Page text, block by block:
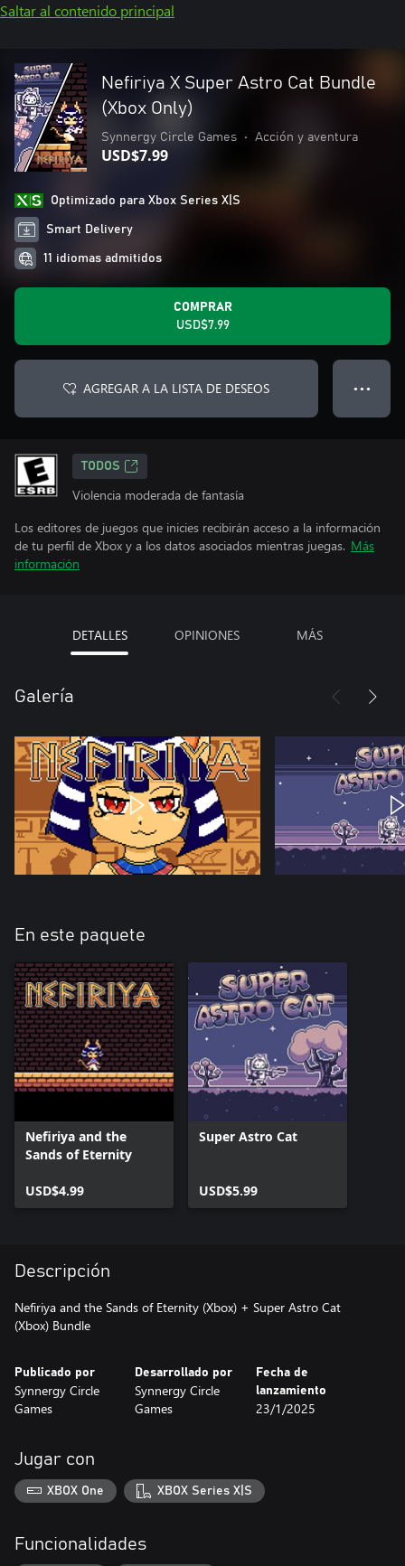
Saltar al contenido principal
Nefiriya X Super Astro Cat Bundle
(Xbox Only)
Synnergy Circle Games • Acción y aventura
USD$7.99
Optimizado para Xbox Series X|S
Smart Delivery
11 idiomas admitidos
COMPRAR
USD$7.99
AGREGAR A LA LISTA DE DESEOS ● ● ●
TODOS
Violencia moderada de fantasía
Los editores de juegos que inicies recibirán acceso a la información
de tu perfil de Xbox y a los datos asociados mientras juegas. Más
información
DETALLES OPINIONES MÁS
Galería
En este paquete
Nefiriya and the
Sands of Eternity
USD$4.99
Super Astro Cat
USD$5.99
Descripción
Nefiriya and the Sands of Eternity (Xbox) + Super Astro Cat
(Xbox) Bundle
Publicado por
Synnergy Circle
Games
Desarrollado por
Synnergy Circle
Games
Fecha de
lanzamiento
23/1/2025
Jugar con
XBOX One XBOX Series X|S
Funcionalidades